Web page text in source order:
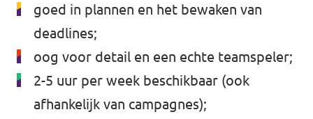
goed in plannen en het bewaken van
deadlines;
oog voor detail en een echte teamspeler;
2-5 uur per week beschikbaar (ook
afhankelijk van campagnes);